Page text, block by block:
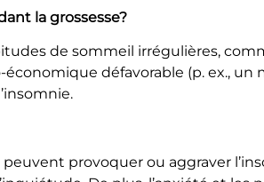
la grossesse?
de sommeil irrégulières,
défavorable (p. ex., un
provoquer ou aggraver